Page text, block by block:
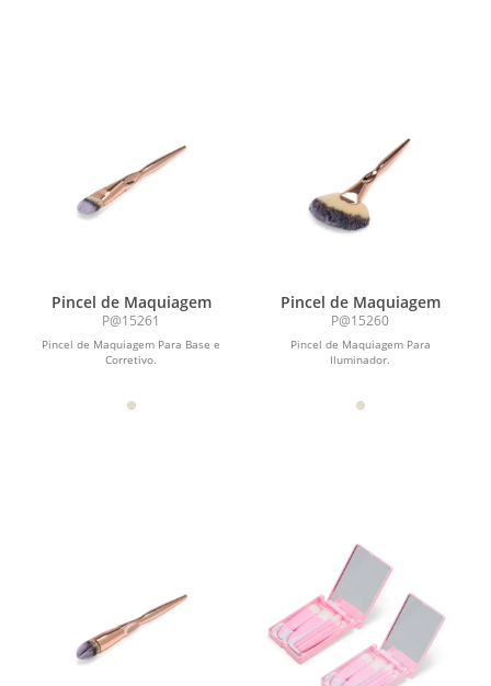
Pincel de Maquiagem
P@15261
Pincel de Maquiagem Para Base e
Corretivo.
Pincel de Maquiagem
P@15260
Pincel de Maquiagem Para
Iluminador.